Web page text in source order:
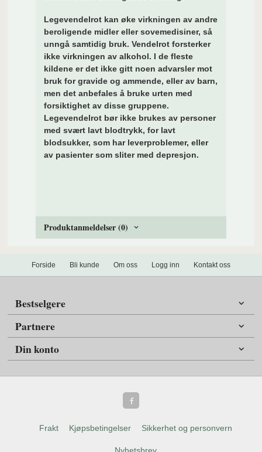
Legevendelrot kan øke virkningen av andre
beroligende midler eller sovemedisiner, så
unngå samtidig bruk. Vendelrot forsterker
ikke virkningen av alkohol. I de fleste
kildene er det ikke gitt noen advarsler mot
bruk for gravide og ammende, eller av barn,
men det anbefales å bruke urten med
forsiktighet av disse gruppene.
Legevendelrot bør ikke brukes av personer
med svært lavt blodtrykk, for lavt
blodsukker, som har leverproblemer, eller
av pasienter som sliter med depresjon.
Produktanmeldelser (0)
Forside Bli kunde Om oss Logg inn Kontakt oss
Bestselgere
Partnere
Din konto
Frakt Kjøpsbetingelser Sikkerhet og personvern
Nyhetsbrev